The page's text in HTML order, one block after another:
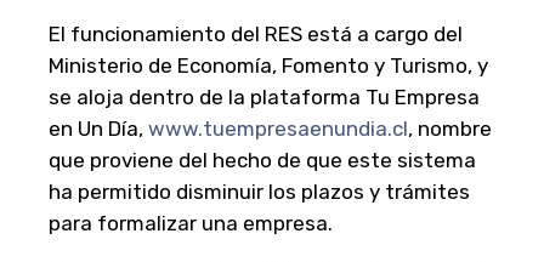
El funcionamiento del RES está a cargo del
Ministerio de Economía, Fomento y Turismo, y
se aloja dentro de la plataforma Tu Empresa
en Un Día, www.tuempresaenundia.cl, nombre
que proviene del hecho de que este sistema
ha permitido disminuir los plazos y trámites
para formalizar una empresa.